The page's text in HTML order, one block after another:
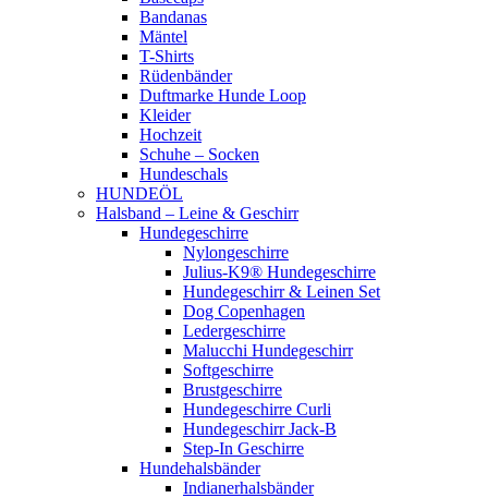
Bandanas
Mäntel
T-Shirts
Rüdenbänder
Duftmarke Hunde Loop
Kleider
Hochzeit
Schuhe – Socken
Hundeschals
HUNDEÖL
Halsband – Leine & Geschirr
Hundegeschirre
Nylongeschirre
Julius-K9® Hundegeschirre
Hundegeschirr & Leinen Set
Dog Copenhagen
Ledergeschirre
Malucchi Hundegeschirr
Softgeschirre
Brustgeschirre
Hundegeschirre Curli
Hundegeschirr Jack-B
Step-In Geschirre
Hundehalsbänder
Indianerhalsbänder